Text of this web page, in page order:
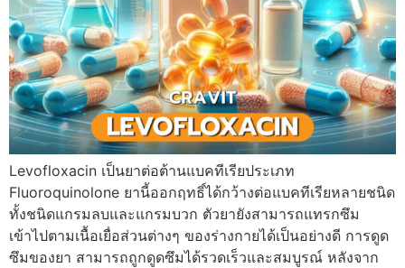
Levofloxacin เป็นยาต่อต้านแบคทีเรียประเภท
Fluoroquinolone ยานี้ออกฤทธิ์ได้กว้างต่อแบคทีเรียหลายชนิด
ทั้งชนิดแกรมลบและแกรมบวก ตัวยายังสามารถแทรกซึม
เข้าไปตามเนื้อเยื่อส่วนต่างๆ ของร่างกายได้เป็นอย่างดี การดูด
ซึมของยา สามารถถูกดูดซึมได้รวดเร็วและสมบูรณ์ หลังจาก